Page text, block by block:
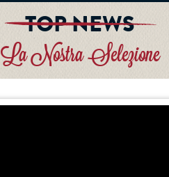
TOP NEWS
La Nostra Selezione